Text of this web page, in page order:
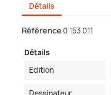
Détails
Référence 0 153 011
Détails
Edition